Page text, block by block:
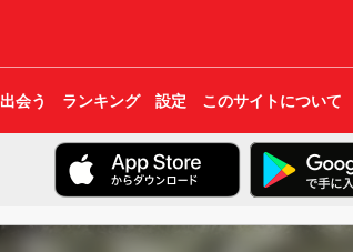
出会う ランキング 設定 このサイトについて